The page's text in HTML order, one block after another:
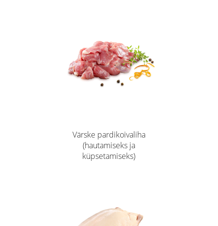
Värske pardikoivaliha
(hautamiseks ja
küpsetamiseks)